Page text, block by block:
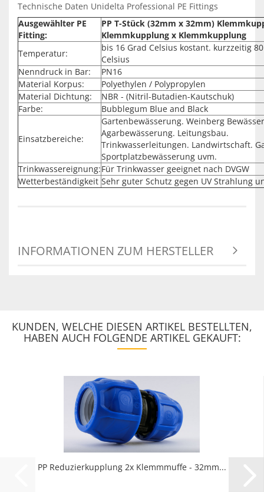
Technische Daten Unidelta Professional PE Fittings
Ausgewählter PE
Fitting:
PP T-Stück (32mm x 32mm)
Klemmkupplung x Klemmkupplung
Temperatur:
bis 16 Grad Celsius kostant. kurzzeitig
Celsius
Nenndruck in Bar:
PN16
Material Korpus:
Polyethylen / Polypropylen
Material Dichtung:
NBR - (Nitril-Butadien-Kautschuk)
Farbe:
Bubblegum Blue and Black
Einsatzbereiche:
Gartenbewässerung. Weinberg
Agarbewässerung. Leitungsbau.
Trinkwasserleitungen. Landwirtschaft.
Sportplatzbewässerung uvm.
Trinkwassereignung:Für Trinkwasser geeignet nach DVGW
Wetterbeständigkeit Sehr guter Schutz gegen UV Strahlung
INFORMATIONEN ZUM HERSTELLER
KUNDEN, WELCHE DIESEN ARTIKEL BESTELLTEN,
HABEN AUCH FOLGENDE ARTIKEL GEKAUFT:
PP Reduzierkupplung 2x Klemmmuffe - 32mm...